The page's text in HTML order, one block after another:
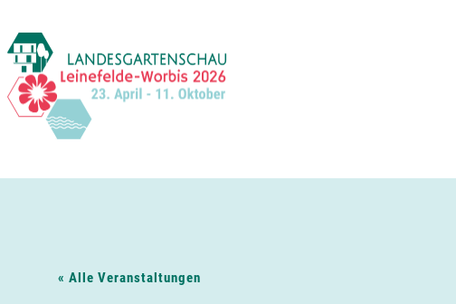
Inhalt
springen
« Alle Veranstaltungen